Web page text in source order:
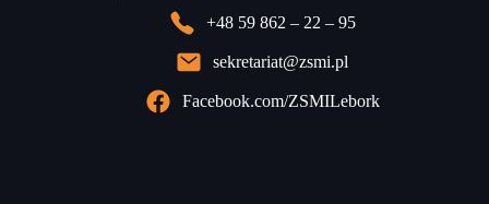
+48 59 862 – 22 – 95
sekretariat@zsmi.pl
Facebook.com/ZSMILebork